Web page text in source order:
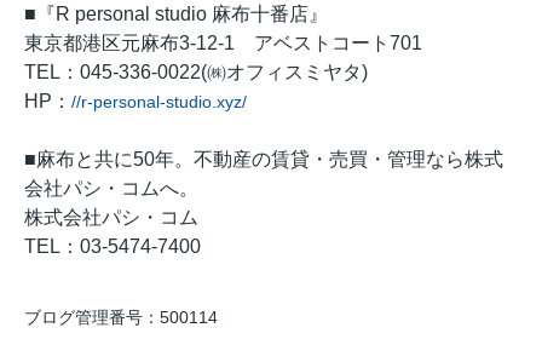
■『R personal studio 麻布十番店』
東京都港区元麻布3-12-1 アベストコート701
TEL：045-336-0022(㈱オフィスミヤタ)
HP： //r-personal-studio.xyz/
■麻布と共に50年。不動産の賃貸・売買・管理なら株式
会社パシ・コムへ。
株式会社パシ・コム
TEL：03-5474-7400
ブログ管理番号：500114